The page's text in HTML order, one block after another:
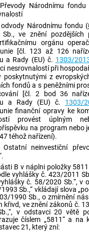
Národnímu fondu
Národnímu fondu
ve znění pozdějších
orgánu
[čl. 123 až 126
a Rady (EU) č. 1303/
nesrovnalostí při
poskytnutými z
fondů a s peněžními
[čl. 2 bod 36
a Rady (EU) č. 1303/
finanční opravy ke
provést úplným
na program nebo
téhož nařízení).
Ostatní neinvestiční
B v náplni položky
vyhlášky č. 423/2011
č. 58/2020 Sb.“, v
Sb.,“ vkládají slova
1990 Sb., o zmírnění
křivd, ve znění zákonů č.
v odstavci 20 větě
číslem „5811“ a na
21, který zní: